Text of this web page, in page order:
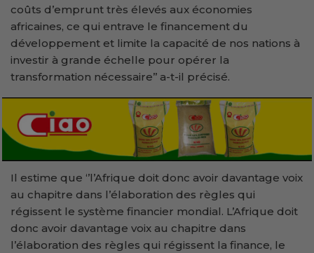
coûts d’emprunt très élevés aux économies
africaines, ce qui entrave le financement du
développement et limite la capacité de nos nations à
investir à grande échelle pour opérer la
transformation nécessaire’’ a-t-il précisé.
Il estime que ‘’l’Afrique doit donc avoir davantage voix
au chapitre dans l’élaboration des règles qui
régissent le système financier mondial. L’Afrique doit
donc avoir davantage voix au chapitre dans
l’élaboration des règles qui régissent la finance, le